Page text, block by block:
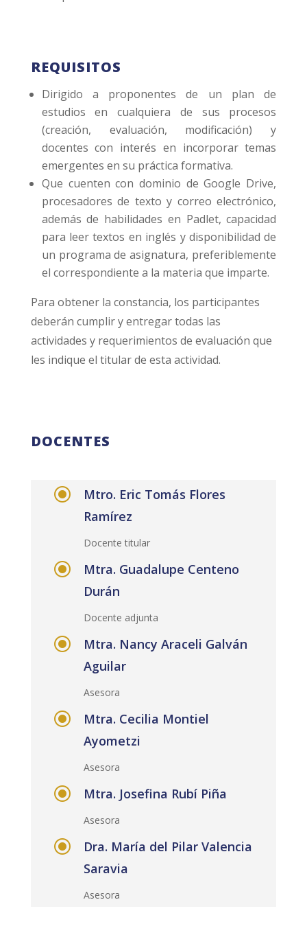
REQUISITOS
Dirigido a proponentes de un plan de
estudios en cualquiera de sus procesos
(creación, evaluación, modificación) y
docentes con interés en incorporar temas
emergentes en su práctica formativa.
Que cuenten con dominio de Google Drive,
procesadores de texto y correo electrónico,
además de habilidades en Padlet, capacidad
para leer textos en inglés y disponibilidad de
un programa de asignatura, preferiblemente
el correspondiente a la materia que imparte.
Para obtener la constancia, los participantes
deberán cumplir y entregar todas las
actividades y requerimientos de evaluación que
les indique el titular de esta actividad.
DOCENTES
\
Mtro. Eric Tomás Flores
Ramírez
Docente titular
\
Mtra. Guadalupe Centeno
Durán
Docente adjunta
\
Mtra. Nancy Araceli Galván
Aguilar
Asesora
\
Mtra. Cecilia Montiel
Ayometzi
Asesora
\ Mtra. Josefina Rubí Piña
Asesora
\
Dra. María del Pilar Valencia
Saravia
Asesora